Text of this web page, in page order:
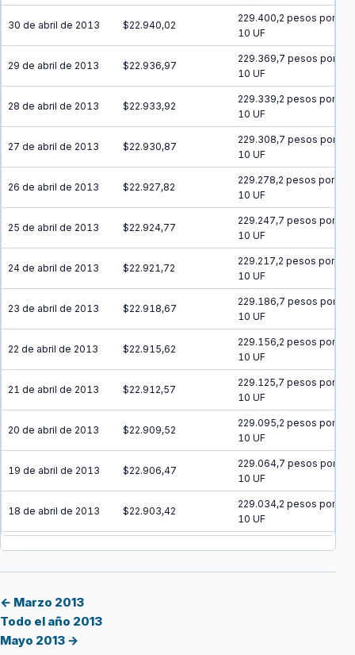
30 de abril de 2013 $22.940,02
229.400,2 pesos por
10 UF
29 de abril de 2013 $22.936,97
229.369,7 pesos por
10 UF
28 de abril de 2013 $22.933,92
229.339,2 pesos por
10 UF
27 de abril de 2013 $22.930,87
229.308,7 pesos por
10 UF
26 de abril de 2013 $22.927,82
229.278,2 pesos por
10 UF
25 de abril de 2013 $22.924,77
229.247,7 pesos por
10 UF
24 de abril de 2013 $22.921,72
229.217,2 pesos por
10 UF
23 de abril de 2013 $22.918,67
229.186,7 pesos por
10 UF
22 de abril de 2013 $22.915,62
229.156,2 pesos por
10 UF
21 de abril de 2013 $22.912,57
229.125,7 pesos por
10 UF
20 de abril de 2013 $22.909,52
229.095,2 pesos por
10 UF
19 de abril de 2013 $22.906,47
229.064,7 pesos por
10 UF
18 de abril de 2013 $22.903,42
229.034,2 pesos por
10 UF
17 de abril de 2013 $22.900,38
← Marzo 2013
Todo el año 2013
Mayo 2013 →